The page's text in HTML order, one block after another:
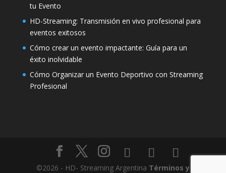
tu Evento
HD-Streaming: Transmisión en vivo profesional para
eventos exitosos
Cómo crear un evento impactante: Guía para un
éxito inolvidable
Cómo Organizar un Evento Deportivo con Streaming
Profesional
©2026 - HD- Streaming Argentina Términos y